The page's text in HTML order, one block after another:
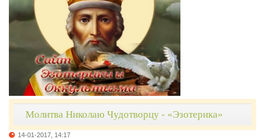
Молитва Николаю Чудотворцу - «Эзотерика»
14-01-2017, 14:17